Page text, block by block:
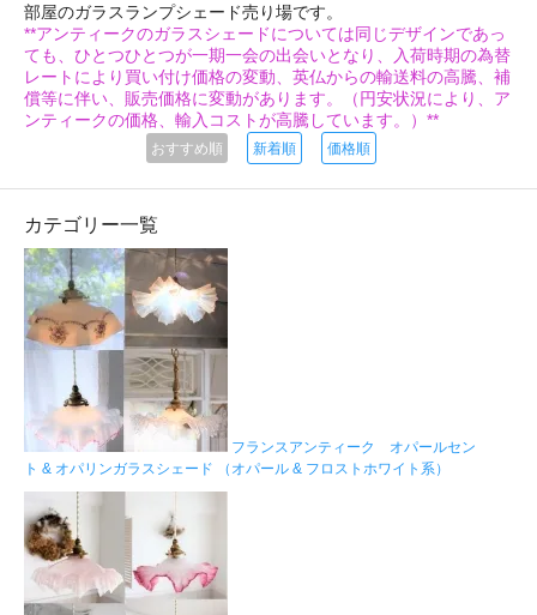
部屋のガラスランプシェード売り場です。
**アンティークのガラスシェードについては同じデザインであっ
ても、ひとつひとつが一期一会の出会いとなり、入荷時期の為替
レートにより買い付け価格の変動、英仏からの輸送料の高騰、補
償等に伴い、販売価格に変動があります。（円安状況により、ア
ンティークの価格、輸入コストが高騰しています。）**
おすすめ順 新着順 価格順
カテゴリー一覧
フランスアンティーク オパールセン
ト & オパリンガラスシェード （オパール & フロストホワイト系）